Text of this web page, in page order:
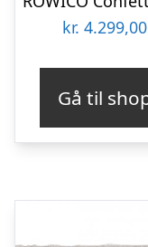
kr. 4.299,00
Gå til